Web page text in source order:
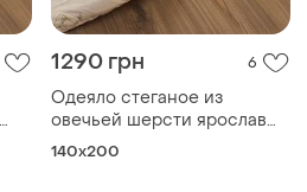
1290 грн 6
Одеяло стеганое из
овечьей шерсти ярослав
140*205 см
140х200